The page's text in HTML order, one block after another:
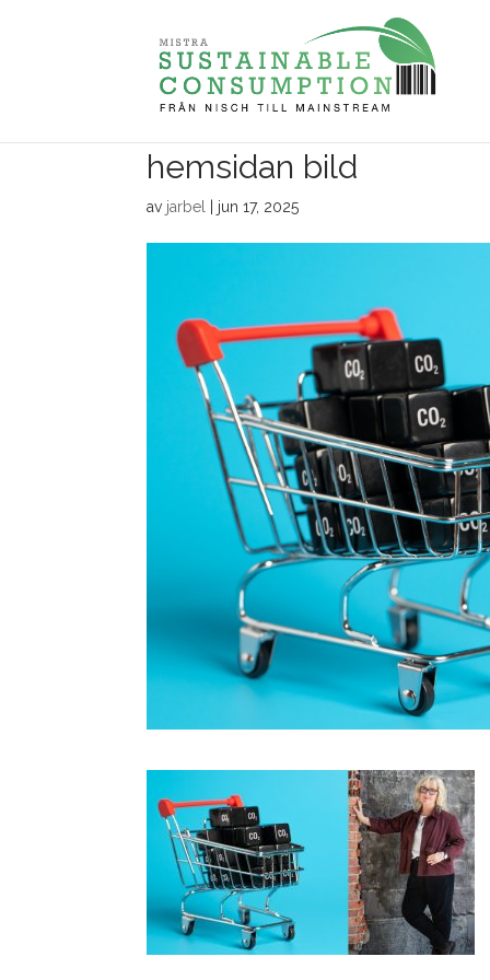
hemsidan bild
av jarbel jun 17, 2025